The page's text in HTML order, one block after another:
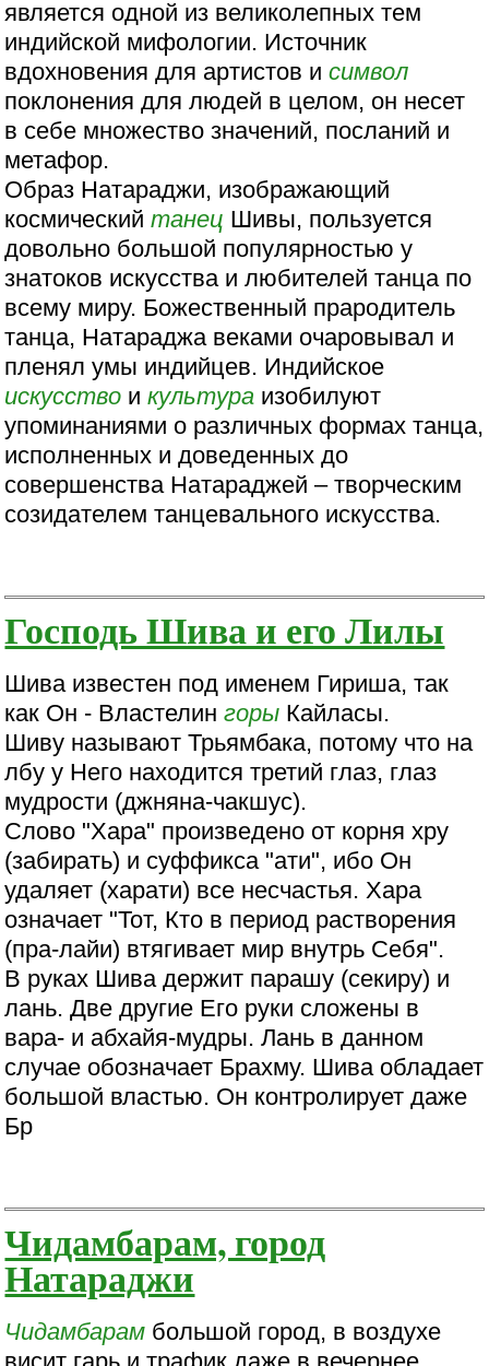
является одной из великолепных тем
индийской мифологии. Источник
вдохновения для артистов исимвол
поклонения для людей в целом, он несет
в себе множество значений, посланий и
метафор.
Образ Натараджи, изображающий
космическийтанец Шивы, пользуется
довольно большой популярностью у
знатоков искусства и любителей танца по
всему миру. Божественный прародитель
танца, Натараджа веками очаровывал и
пленял умы индийцев. Индийское
искусство икультура изобилуют
упоминаниями о различных формах танца,
исполненных и доведенных до
совершенства Натараджей – творческим
созидателем танцевального искусства.
Господь Шива и его Лилы
Шива известен под именем Гириша, так
как Он - Властелингоры Кайласы.
Шиву называют Трьямбака, потому что на
лбу у Него находится третий глаз, глаз
мудрости (джняна-чакшус).
Слово "Хара" произведено от корня хру
(забирать) и суффикса "ати", ибо Он
удаляет (харати) все несчастья. Хара
означает "Тот, Кто в период растворения
(пра-лайи) втягивает мир внутрь Себя".
В руках Шива держит парашу (секиру) и
лань. Две другие Его руки сложены в
вара- и абхайя-мудры. Лань в данном
случае обозначает Брахму. Шива обладает
большой властью. Он контролирует даже
Бр
Чидамбарам, город
Натараджи
Чидамбарам большой город, в воздухе